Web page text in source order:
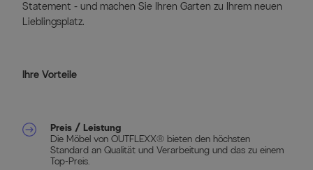
Statement - und machen Sie Ihren Garten zu Ihrem neuen
Lieblingsplatz.
Ihre Vorteile
Preis / Leistung
Die Möbel von OUTFLEXX® bieten den höchsten
Standard an Qualität und Verarbeitung und das zu einem
Top-Preis.